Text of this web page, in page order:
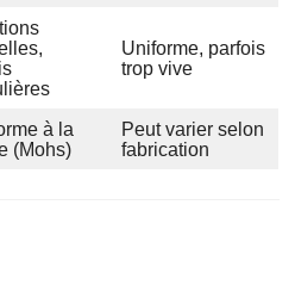
Uniforme, parfois
trop vive
à la
(Mohs)
Peut varier selon
fabrication